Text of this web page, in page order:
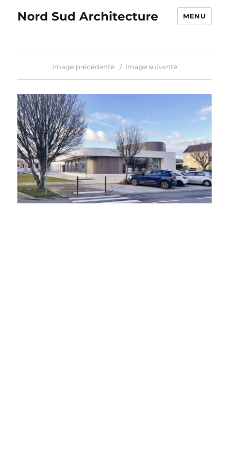
Nord Sud Architecture MENU
Image précédente Image suivante